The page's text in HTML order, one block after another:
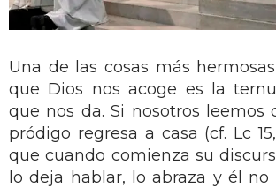
Una de las cosas más
que Dios nos acoge es la
que nos da. Si nosotros leemos
pródigo regresa a casa (cf. Lc
que cuando comienza su
lo deja hablar, lo abraza y él no